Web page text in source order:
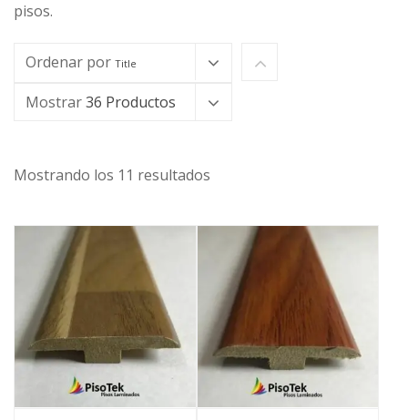
pisos.
Ordenar por Title
Mostrar36 Productos
Mostrando los 11 resultados